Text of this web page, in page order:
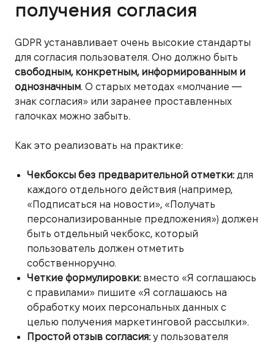
получения согласия
GDPR устанавливает очень высокие стандарты
для согласия пользователя. Оно должно быть
свободным, конкретным, информированным и
однозначным. О старых методах «молчание —
знак согласия» или заранее проставленных
галочках можно забыть.
Как это реализовать на практике:
Чекбоксы без предварительной отметки:для
каждого отдельного действия (например,
«Подписаться на новости», «Получать
персонализированные предложения») должен
быть отдельный чекбокс, который
пользователь должен отметить
собственноручно.
Четкие формулировки:вместо «Я соглашаюсь
с правилами» пишите «Я соглашаюсь на
обработку моих персональных данных с
целью получения маркетинговой рассылки».
Простой отзыв согласия:у пользователя